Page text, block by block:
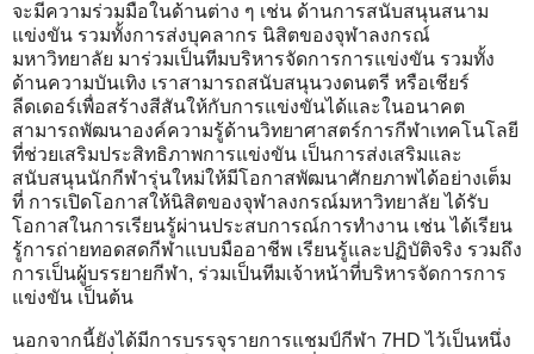
จะมีความร่วมมือในด้านต่าง ๆ เช่น ด้านการสนับสนุนสนาม
แข่งขัน รวมทั้งการส่งบุคลากร นิสิตของจุฬาลงกรณ์
มหาวิทยาลัย มาร่วมเป็นทีมบริหารจัดการการแข่งขัน รวมทั้ง
ด้านความบันเทิง เราสามารถสนับสนุนวงดนตรี หรือเชียร์
ลีดเดอร์เพื่อสร้างสีสันให้กับการแข่งขันได้และในอนาคต
สามารถพัฒนาองค์ความรู้ด้านวิทยาศาสตร์การกีฬาเทคโนโลยี
ที่ช่วยเสริมประสิทธิภาพการแข่งขัน เป็นการส่งเสริมและ
สนับสนุนนักกีฬารุ่นใหม่ให้มีโอกาสพัฒนาศักยภาพได้อย่างเต็ม
ที่ การเปิดโอกาสให้นิสิตของจุฬาลงกรณ์มหาวิทยาลัย ได้รับ
โอกาสในการเรียนรู้ผ่านประสบการณ์การทำงาน เช่น ได้เรียน
รู้การถ่ายทอดสดกีฬาแบบมืออาชีพ เรียนรู้และปฏิบัติจริง รวมถึง
การเป็นผู้บรรยายกีฬา, ร่วมเป็นทีมเจ้าหน้าที่บริหารจัดการการ
แข่งขัน เป็นต้น
นอกจากนี้ยังได้มีการบรรจุรายการแชมป์กีฬา 7HD ไว้เป็นหนึ่ง